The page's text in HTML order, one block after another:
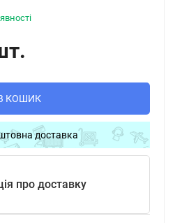
КОШИК
доставка
про доставку